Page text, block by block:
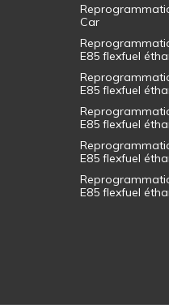
Car
E85 flexfuel
E85 flexfuel
E85 flexfuel
E85 flexfuel
E85 flexfuel